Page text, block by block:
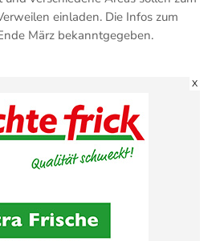
einladen. Die Infos zum
März bekanntgegeben.
X